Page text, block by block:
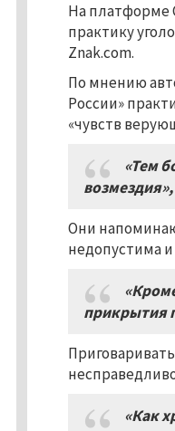
На платформе
практику
Znak.com.
По мнению
России»
«чувств
«Тем
Они
недопустима
прикрытия
«Как